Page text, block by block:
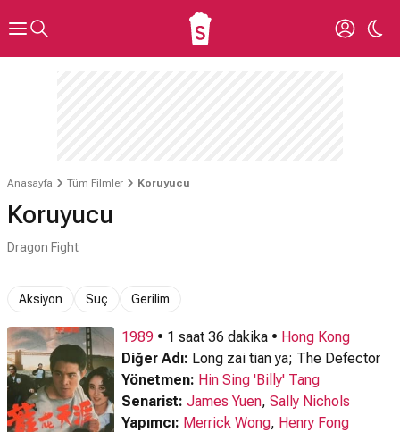
Anasayfa Tüm Filmler Koruyucu
Koruyucu
Dragon Fight
Aksiyon Suç Gerilim
1989 • 1 saat 36 dakika • Hong Kong
Diğer Adı: Long zai tian ya; The Defector
Yönetmen: Hin Sing 'Billy' Tang
Senarist: James Yuen, Sally Nichols
Yapımcı: Merrick Wong, Henry Fong